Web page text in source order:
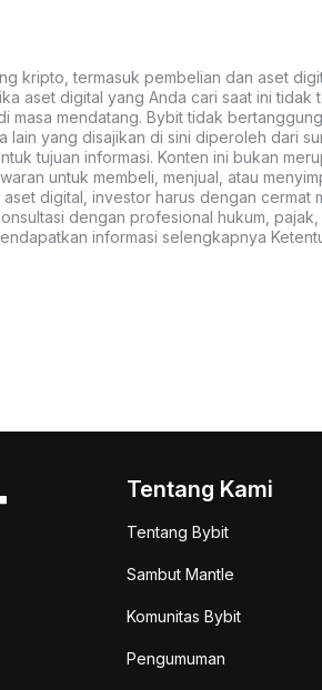
kripto, termasuk pembelian dan aset
aset digital yang Anda cari saat ini
masa mendatang. Bybit tidak
lain yang disajikan di sini diperoleh dari
tujuan informasi. Konten ini bukan
untuk membeli, menjual, atau
digital, investor harus dengan cermat
dengan profesional hukum,
informasi selengkapnya
Tentang Kami
Tentang Bybit
Sambut Mantle
Komunitas Bybit
Pengumuman